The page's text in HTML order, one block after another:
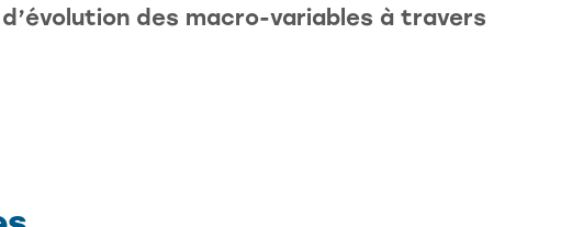
des macro-variables à travers